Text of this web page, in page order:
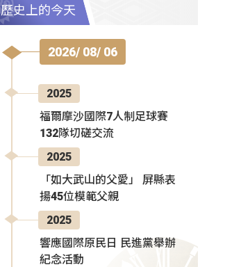
歷史上的今天
2026/ 08/ 06
2025
福爾摩沙國際7人制足球賽
132隊切磋交流
2025
「如大武山的父愛」 屏縣表
揚45位模範父親
2025
響應國際原民日 民進黨舉辦
紀念活動